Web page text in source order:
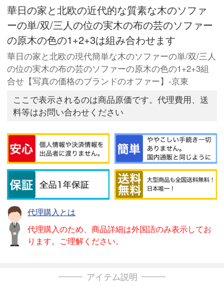
華日の家と北欧の近代的な質素な木のソファ
ーの単/双/三人の位の実木の布の芸のソファー
の原木の色の1+2+3は組み合わせます
華日の家と北欧の現代簡単な木のソファーの単/双/三人
の位の実木の布の芸のソファーの原木の色の1+2+3組
合せ【写真の価格のブランドのオファー】-京東
ここで表示されるのは商品原価です。代理費用、送
料等はお問い合わせください
代理購入とは
代理購入のため、商品詳細は外国語のみ表示してお
ります。ご理解ください。
アイテム説明